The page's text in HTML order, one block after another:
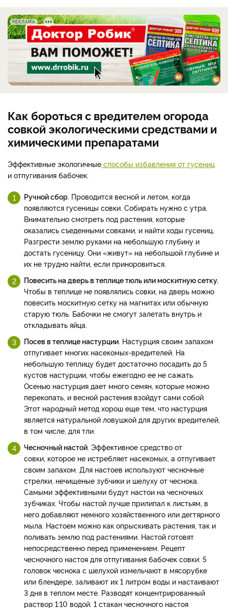
РЕКЛАМА
Как бороться с вредителем огорода
совкой экологическими средствами и
химическими препаратами
Эффективные экологичные способы избавления от гусениц
и отпугивания бабочек:
Ручной сбор. Проводится весной и летом, когда
появляются гусеницы совки. Собирать нужно с утра.
Внимательно смотреть под растения, которые
оказались съеденными совками, и найти ходы гусениц.
Разгрести землю руками на небольшую глубину и
достать гусеницу. Они «живут» на небольшой глубине и
их не трудно найти, если приноровиться.
Повесить на дверь в теплице тюль или москитную сетку.
Чтобы в теплице не появлялись совки, на дверь можно
повесить москитную сетку на магнитах или обычную
старую тюль. Бабочки не смогут залетать внутрь и
откладывать яйца.
Посев в теплице настурции. Настурция своим запахом
отпугивает многих насекомых-вредителей. На
небольшую теплицу будет достаточно посадить до 5
кустов настурции, чтобы ежегодно ее не сажать.
Осенью настурция дает много семян, которые можно
перекопать, и весной растения взойдут сами собой.
Этот народный метод хорош еще тем, что настурция
является натуральной ловушкой для других вредителей,
в том числе, для тли.
Чесночный настой. Эффективное средство от
совки, которое не истребляет насекомых, а отпугивает
своим запахом. Для настоев используют чесночные
стрелки, нечищеные зубчики и шелуху от чеснока.
Самыми эффективными будут настои на чесночных
зубчиках. Чтобы настой лучше прилипал к листьям, в
него добавляют немного хозяйственного или дегтярного
мыла. Настоем можно как опрыскивать растения, так и
поливать землю под растениями. Настой готовят
непосредственно перед применением. Рецепт
чесночного настоя для отпугивания бабочек совки: 5
головок чеснока с шелухой измельчают в мясорубке
или блендере, заливают их 1 литром воды и настаивают
3 дня в теплом месте. Разводят концентрированный
раствор 1:10 водой. 1 стакан чесночного настоя